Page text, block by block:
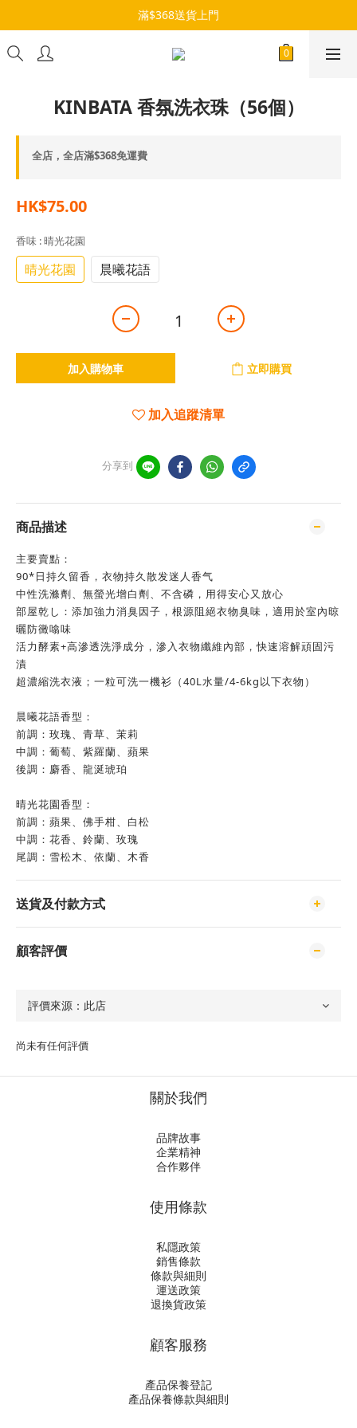
滿$368送貨上門
KINBATA 香氛洗衣珠（56個）
全店，全店滿$368免運費
HK$75.00
香味 : 晴光花園
晴光花園 晨曦花語
加入購物車 立即購買
加入追蹤清單
分享到
商品描述
主要賣點：
90*日持久留香，衣物持久散发迷人香气
中性洗滌劑、無螢光增白劑、不含磷，用得安心又放心
部屋乾し：添加強力消臭因子，根源阻絕衣物臭味，適用於室內晾
曬防黴噏味
活力酵素+高滲透洗淨成分，滲入衣物纖維內部，快速溶解頑固污
漬
超濃縮洗衣液；一粒可洗一機衫（40L水量/4-6kg以下衣物）
晨曦花語香型：
前調：玫瑰、青草、茉莉
中調：葡萄、紫羅蘭、蘋果
後調：麝香、龍涎琥珀
晴光花園香型：
前調：蘋果、佛手柑、白松
中調：花香、鈴蘭、玫瑰
尾調：雪松木、依蘭、木香
送貨及付款方式
顧客評價
尚未有任何評價
關於我們
品牌故事
企業精神
合作夥伴
使用條款
私隱政策
銷售條款
條款與細則
運送政策
退換貨政策
顧客服務
產品保養登記
產品保養條款與細則